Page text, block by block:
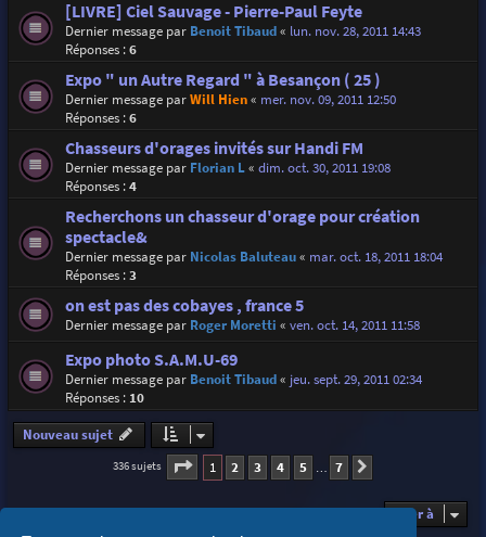
[LIVRE] Ciel Sauvage - Pierre-Paul Feyte
Dernier message par Benoit Tibaud« lun. nov. 28, 2011 14:43
Réponses :6
Expo " un Autre Regard " à Besançon ( 25 )
Dernier message parWill Hien« mer. nov. 09, 2011 12:50
Réponses :6
Chasseurs d'orages invités sur Handi FM
Dernier message par Florian L« dim. oct. 30, 2011 19:08
Réponses :4
Recherchons un chasseur d'orage pour création
spectacle&
Dernier message par Nicolas Baluteau« mar. oct. 18, 2011 18:04
Réponses :3
on est pas des cobayes , france 5
Dernier message par Roger Moretti « ven. oct. 14, 2011 11:58
Expo photo S.A.M.U-69
Dernier message par Benoit Tibaud« jeu. sept. 29, 2011 02:34
Réponses : 10
Nouveau sujet
336 sujets Page 1sur
1 2 3 4 5 7
Aller à